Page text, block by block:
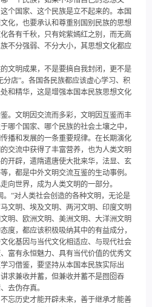
个国家、这个民族是立不起来的。本国
化，也要承认和尊重别国别民族的思想
各有千秋，只有姹紫嫣红之别，而无高
不分强弱、不分大小，其思想文化都应
明成果，不是要搞自我封闭，更不是
分店”。各国各民族都应该虚心学习、积
和精华，这是增强本国本民族思想文化
文明因交流而多彩，文明因互鉴而丰
哪个国家、哪个民族的社会土壤之中，
播和发展的一条重要规律。在长期演化
交流中获得了丰富营养，也为人类文明
开辟，遣隋遣唐使大批来华，法显、玄
，都是中外文明交流互鉴的生动事例。
向世界，成为人类文明的一部分。
”对人类社会创造的各种文明，无论是
文明、埃及文明、两河文明、印度文明
明、欧洲文明、美洲文明、大洋洲文明
度，都应该积极吸纳其中的有益成分，
化基因与当代文化相适应、与现代社会
富有永恒魅力、具有当代价值的优秀文
习借鉴，要坚持从本国本民族实际出
求兼收并蓄，但兼收并蓄不是囫囵吞
去伪存真。
历史才能开辟未来，善于继承才能善